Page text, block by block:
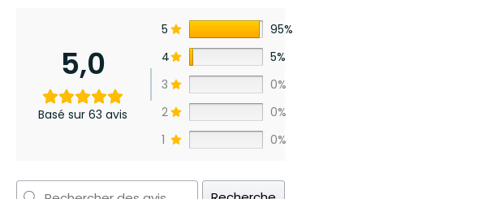
5,0
Basé sur 63 avis
5
95%
4
5%
3
0%
2
0%
1
0%